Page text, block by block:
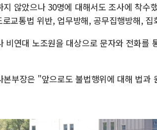
않았으나 30명에 대해서도 조사에 착수
교통법 위반, 업무방해, 공무집행방해,
비연대 노조원을 대상으로 문자와 전화를
본부장은 "앞으로도 불법행위에 대해 법과